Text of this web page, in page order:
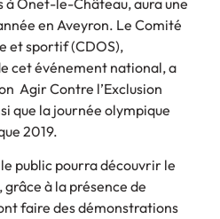
à Onet-le-Château, aura une
en Aveyron. Le Comité
et sportif (CDOS),
cet événement national, a
Agir Contre l’Exclusion
que la journée olympique
2019.
le public pourra découvrir le
à la présence de
faire des démonstrations